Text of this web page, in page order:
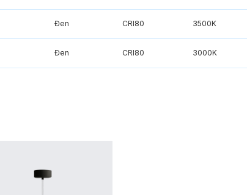
Đen CRI80 3500K
Đen CRI80 3000K